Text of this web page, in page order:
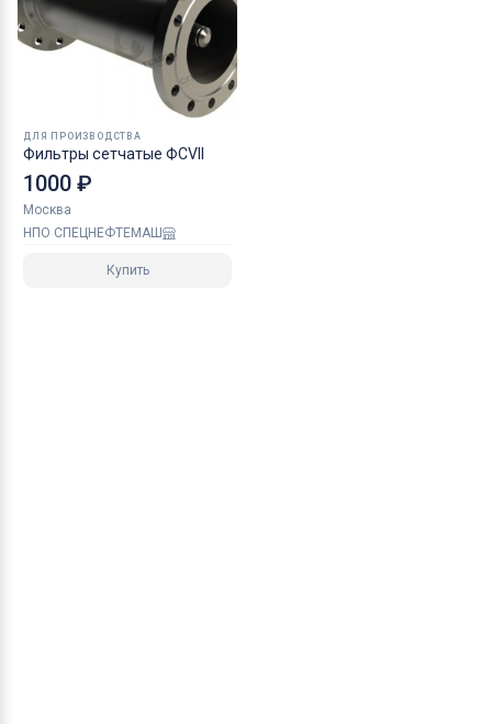
ДЛЯ ПРОИЗВОДСТВА
Фильтры сетчатые ФСVII
1000 ₽
Москва
НПО СПЕЦНЕФТЕМАШ
Купить